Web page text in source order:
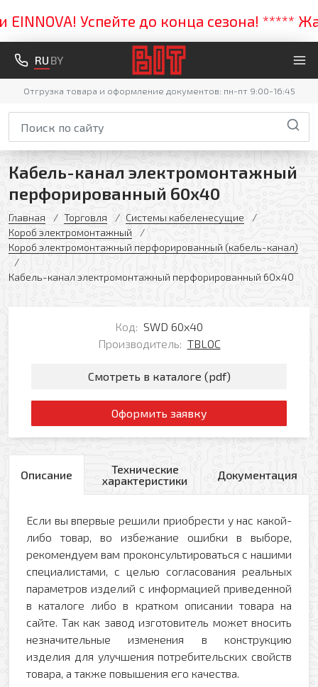
Успейте до конца сезона! *****
RU BY
Отгрузка товара и оформление документов: пн-пт 9:00-16:45
Кабель-канал электромонтажный
перфорированный 60х40
Главная Торговля
Системы кабеленесущие
Короб электромонтажный
Короб электромонтажный перфорированный (кабель-канал)
Кабель-канал электромонтажный перфорированный 60х40
Код: SWD 60х40
Производитель: TBLOC
Смотреть в каталоге (pdf)
Оформить заявку
Описание
Технические
характеристики
Документация
Если вы впервые решили приобрести у нас какой-
либо товар, во избежание ошибки в выборе,
рекомендуем вам проконсультироваться с нашими
специалистами, с целью согласования реальных
параметров изделий с информацией приведенной
в каталоге либо в кратком описании товара на
сайте. Так как завод изготовитель может вносить
незначительные изменения в конструкцию
изделия для улучшения потребительских свойств
товара, а также повышения его качества.